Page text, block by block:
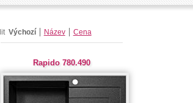
Výchozí Název Cena
Rapido 780.490